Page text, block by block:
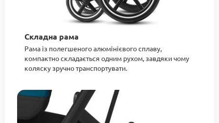
Складна рама
Рама із полегшеного алюмінієвого сплаву,
компактно складається одним рухом, завдяки чому
коляску зручно транспортувати.